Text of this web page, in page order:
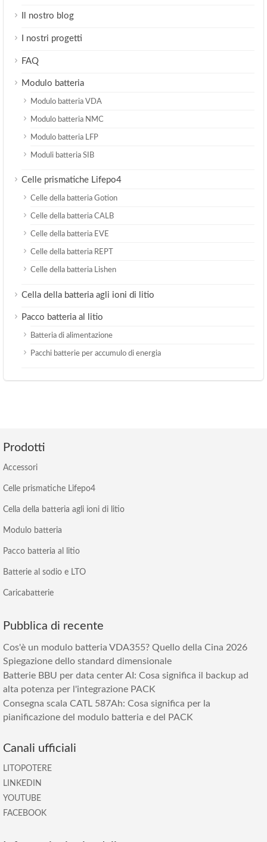
Il nostro blog
I nostri progetti
FAQ
Modulo batteria
Modulo batteria VDA
Modulo batteria NMC
Modulo batteria LFP
Moduli batteria SIB
Celle prismatiche Lifepo4
Celle della batteria Gotion
Celle della batteria CALB
Celle della batteria EVE
Celle della batteria REPT
Celle della batteria Lishen
Cella della batteria agli ioni di litio
Pacco batteria al litio
Batteria di alimentazione
Pacchi batterie per accumulo di energia
Prodotti
Accessori
Celle prismatiche Lifepo4
Cella della batteria agli ioni di litio
Modulo batteria
Pacco batteria al litio
Batterie al sodio e LTO
Caricabatterie
Pubblica di recente
Cos'è un modulo batteria VDA355? Quello della Cina 2026
Spiegazione dello standard dimensionale
Batterie BBU per data center AI: Cosa significa il backup ad
alta potenza per l'integrazione PACK
Consegna scala CATL 587Ah: Cosa significa per la
pianificazione del modulo batteria e del PACK
Canali ufficiali
LITOPOTERE
LINKEDIN
YOUTUBE
FACEBOOK